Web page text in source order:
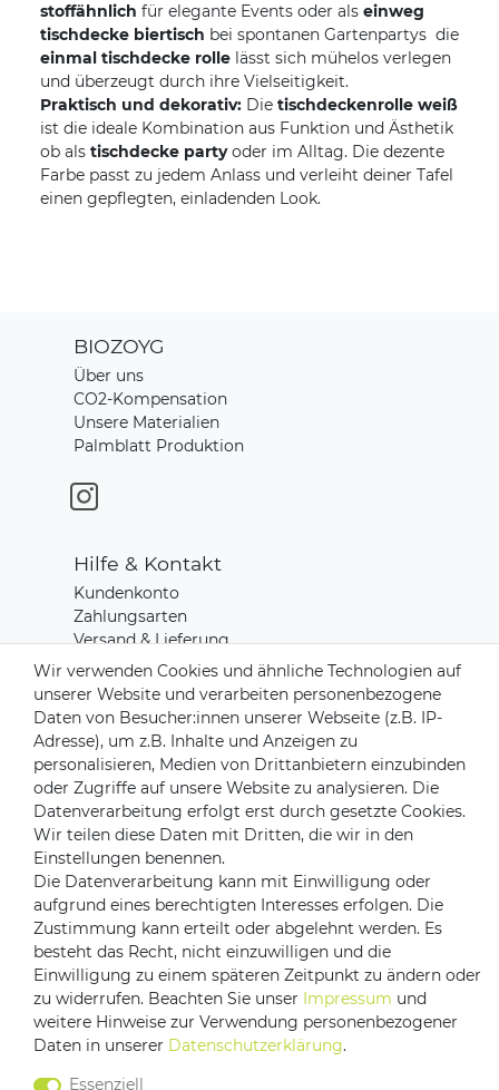
stoffähnlich für elegante Events oder als einweg
tischdecke biertisch bei spontanen Gartenpartys  die
einmal tischdecke rolle lässt sich mühelos verlegen
und überzeugt durch ihre Vielseitigkeit.
Praktisch und dekorativ: Die tischdeckenrolle weiß
ist die ideale Kombination aus Funktion und Ästhetik 
ob als tischdecke partyoder im Alltag. Die dezente
Farbe passt zu jedem Anlass und verleiht deiner Tafel
einen gepflegten, einladenden Look.
BIOZOYG
Über uns
CO2-Kompensation
Unsere Materialien
Palmblatt Produktion
Hilfe & Kontakt
Kundenkonto
Zahlungsarten
Versand & Lieferung
Rücksendungen
Kontakt zu uns
Zahlungsanbieter
Versandpartner
Wir verwenden Cookies und ähnliche Technologien auf
unserer Website und verarbeiten personenbezogene
Daten von Besucher:innen unserer Webseite (z.B. IP-
Adresse), um z.B. Inhalte und Anzeigen zu
personalisieren, Medien von Drittanbietern einzubinden
oder Zugriffe auf unsere Website zu analysieren. Die
Datenverarbeitung erfolgt erst durch gesetzte Cookies.
Wir teilen diese Daten mit Dritten, die wir in den
Einstellungen benennen.
Die Datenverarbeitung kann mit Einwilligung oder
aufgrund eines berechtigten Interesses erfolgen. Die
Zustimmung kann erteilt oder abgelehnt werden. Es
besteht das Recht, nicht einzuwilligen und die
Einwilligung zu einem späteren Zeitpunkt zu ändern oder
zu widerrufen. Beachten Sie unser Impressum und
weitere Hinweise zur Verwendung personenbezogener
Daten in unserer Daten­schutz­erklärung.
Essenziell